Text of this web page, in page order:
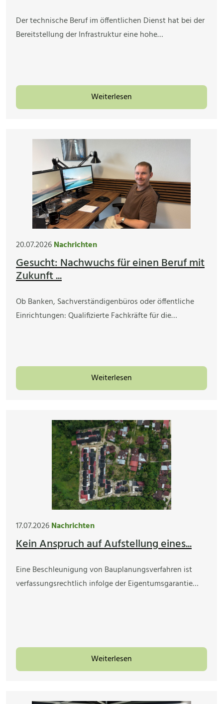
Der technische Beruf im öffentlichen Dienst hat bei der
Bereitstellung der Infrastruktur eine hohe…
Weiterlesen
20.07.2026Nachrichten
Gesucht: Nachwuchs für einen Beruf mit
Zukunft ...
Ob Banken, Sachverständigenbüros oder öffentliche
Einrichtungen: Qualifizierte Fachkräfte für die…
Weiterlesen
17.07.2026Nachrichten
Kein Anspruch auf Aufstellung eines...
Eine Beschleunigung von Bauplanungsverfahren ist
verfassungsrechtlich infolge der Eigentumsgarantie…
Weiterlesen